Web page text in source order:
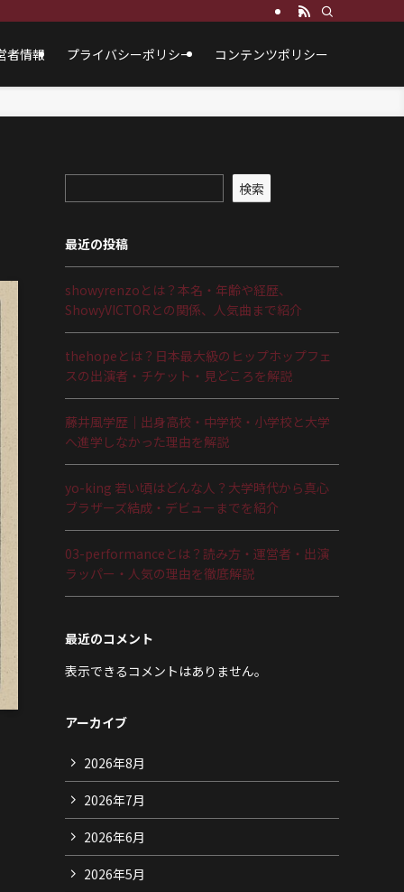
者情報 プライバシーポリシー コンテンツポリシー
検索
最近の投稿
showyrenzoとは？本名・年齢や経歴、
ShowyVICTORとの関係、人気曲まで紹介
thehopeとは？日本最大級のヒップホップフェ
スの出演者・チケット・見どころを解説
藤井風学歴｜出身高校・中学校・小学校と大学
へ進学しなかった理由を解説
yo-king 若い頃はどんな人？大学時代から真心
ブラザーズ結成・デビューまでを紹介
03-performanceとは？読み方・運営者・出演
ラッパー・人気の理由を徹底解説
最近のコメント
表示できるコメントはありません。
アーカイブ
2026年8月
2026年7月
2026年6月
2026年5月